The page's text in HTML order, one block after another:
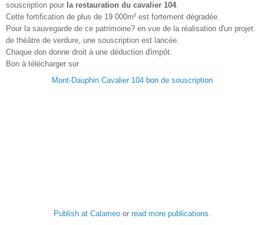
souscription pour la restauration du cavalier 104.
Cette fortification de plus de 19 000m² est fortement dégradée.
Pour la sauvegarde de ce patrimoine? en vue de la réalisation d'un projet
de théâtre de verdure, une souscription est lancée.
Chaque don donne droit à une déduction d'impôt.
Bon à télécharger sur
Mont-Dauphin Cavalier 104 bon de souscription
Publish at Calameoor read more publications.